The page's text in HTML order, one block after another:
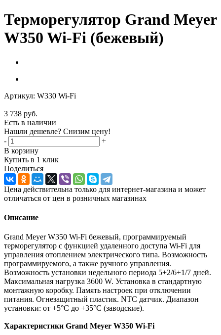
Терморегулятор Grand Meyer
W350 Wi-Fi (бежевый)
Артикул: W330 Wi-Fi
3 738 руб.
Есть в наличии
Нашли дешевле? Снизим цену!
-
+
В корзину
Купить в 1 клик
Поделиться
Цена действительна только для интернет-магазина и может
отличаться от цен в розничных магазинах
Описание
Grand Meyer W350 Wi-Fi бежевый, программируемый
терморегулятор с функцией удаленного доступа Wi-Fi для
управления отоплением электрического типа. Возможность
программируемого, а также ручного управления.
Возможность установки недельного периода 5+2/6+1/7 дней.
Максимальная нагрузка 3600 W. Установка в стандартную
монтажную коробку. Память настроек при отключении
питания. Огнезащитный пластик. NTC датчик. Диапазон
установки: от +5°C до +35°C (заводские).
Характеристики Grand Meyer W350 Wi-Fi